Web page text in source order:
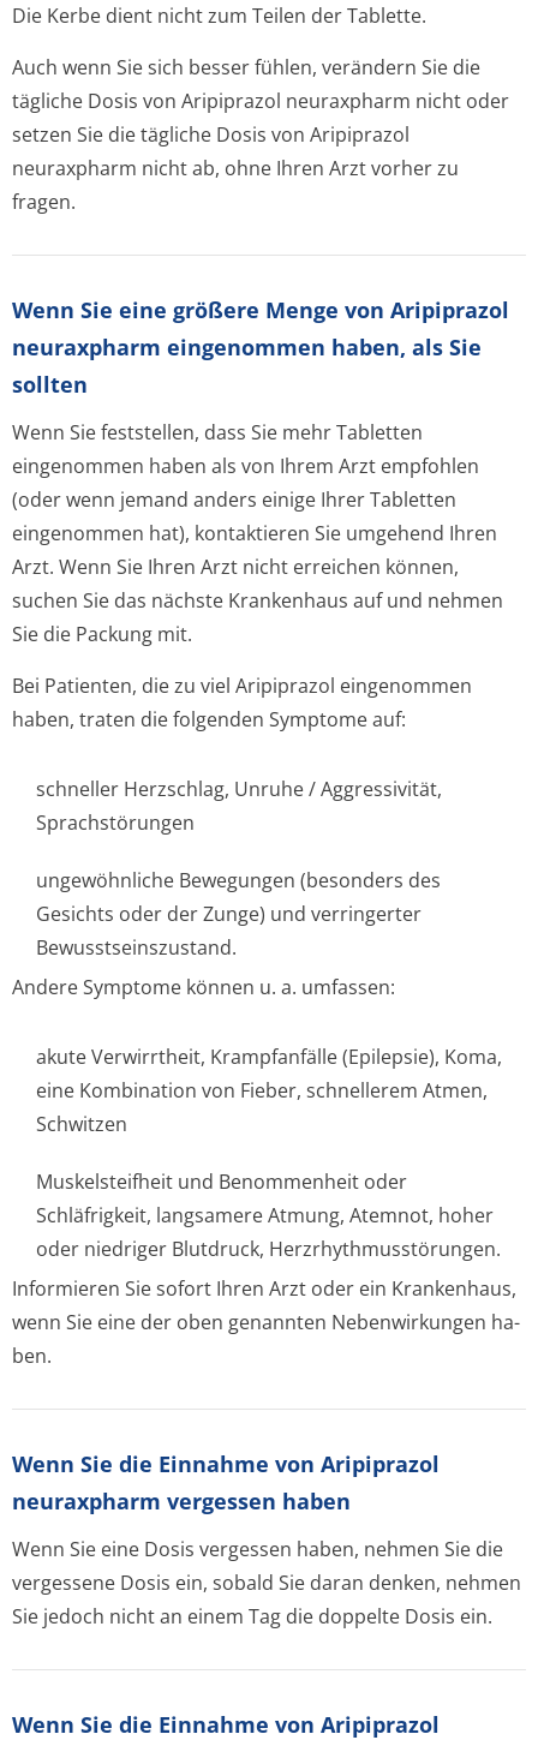
Die Kerbe dient nicht zum Teilen der Tablette.
Auch wenn Sie sich besser fühlen, verändern Sie die
tägliche Dosis von Aripiprazol neuraxpharm nicht oder
setzen Sie die tägliche Dosis von Aripiprazol
neuraxpharm nicht ab, ohne Ihren Arzt vorher zu
fragen.
Wenn Sie eine größere Menge von Aripiprazol
neuraxpharm eingenommen haben, als Sie
sollten
Wenn Sie feststellen, dass Sie mehr Tabletten
eingenommen haben als von Ihrem Arzt empfohlen
(oder wenn jemand anders einige Ihrer Tabletten
eingenommen hat), kontaktieren Sie umgehend Ihren
Arzt. Wenn Sie Ihren Arzt nicht erreichen können,
suchen Sie das nächste Krankenhaus auf und nehmen
Sie die Packung mit.
Bei Patienten, die zu viel Aripiprazol eingenommen
haben, traten die folgenden Symptome auf:
schneller Herzschlag, Unruhe / Aggressivität,
Sprachstörungen
ungewöhnliche Bewegungen (besonders des
Gesichts oder der Zunge) und verringerter
Bewusstseinszus­tand.
Andere Symptome können u. a. umfassen:
akute Verwirrtheit, Krampfanfälle (Epilepsie), Koma,
eine Kombination von Fieber, schnellerem Atmen,
Schwitzen
Muskelsteifheit und Benommenheit oder
Schläfrigkeit, langsamere Atmung, Atemnot, hoher
oder niedriger Blutdruck, Herzrhythmusstörun­gen.
Informieren Sie sofort Ihren Arzt oder ein Krankenhaus,
wenn Sie eine der oben genannten Nebenwirkungen ha­
ben.
Wenn Sie die Einnahme von Aripiprazol
neuraxpharm vergessen haben
Wenn Sie eine Dosis vergessen haben, nehmen Sie die
vergessene Dosis ein, sobald Sie daran denken, nehmen
Sie jedoch nicht an einem Tag die doppelte Dosis ein.
Wenn Sie die Einnahme von Aripiprazol